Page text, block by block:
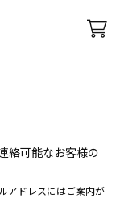
絡可能なお客様の
アドレスにはご案内が